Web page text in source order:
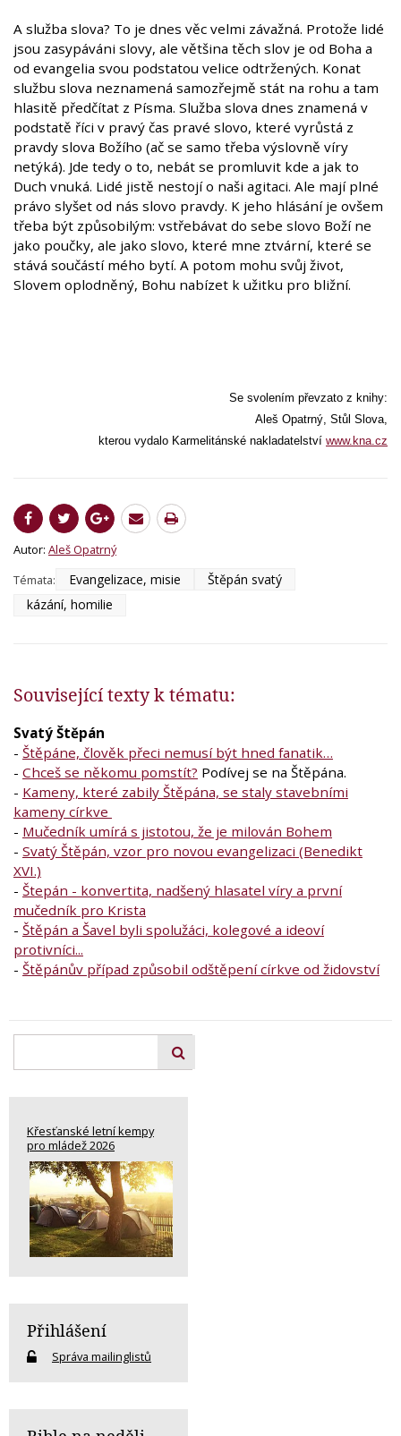
A služba slova? To je dnes věc velmi závažná. Protože lidé
jsou zasypáváni slovy, ale většina těch slov je od Boha a
od evangelia svou podstatou velice odtržených. Konat
službu slova neznamená samozřejmě stát na rohu a tam
hlasitě předčítat z Písma. Služba slova dnes znamená v
podstatě říci v pravý čas pravé slovo, které vyrůstá z
pravdy slova Božího (ač se samo třeba výslovně víry
netýká). Jde tedy o to, nebát se promluvit kde a jak to
Duch vnuká. Lidé jistě nestojí o naši agitaci. Ale mají plné
právo slyšet od nás slovo pravdy. K jeho hlásání je ovšem
třeba být způsobilým: vstřebávat do sebe slovo Boží ne
jako poučky, ale jako slovo, které mne ztvární, které se
stává součástí mého bytí. A potom mohu svůj život,
Slovem oplodněný, Bohu nabízet k užitku pro bližní.
Se svolením převzato z knihy:
Aleš Opatrný, Stůl Slova,
kterou vydalo Karmelitánské nakladatelství www.kna.cz
Autor: Aleš Opatrný
Témata:
Evangelizace, misie
Štěpán svatý
kázání, homilie
Související texty k tématu:
Svatý Štěpán
- Štěpáne, člověk přeci nemusí být hned fanatik…
- Chceš se někomu pomstít? Podívej se na Štěpána.
- Kameny, které zabily Štěpána, se staly stavebními
kameny církve
- Mučedník umírá s jistotou, že je milován Bohem
- Svatý Štěpán, vzor pro novou evangelizaci (Benedikt
XVI.)
- Štepán - konvertita, nadšený hlasatel víry a první
mučedník pro Krista
- Štěpán a Šavel byli spolužáci, kolegové a ideoví
protivníci...
- Štěpánův případ způsobil odštěpení církve od židovství
Křesťanské letní kempy
pro mládež 2026
Přihlášení
Správa mailinglistů